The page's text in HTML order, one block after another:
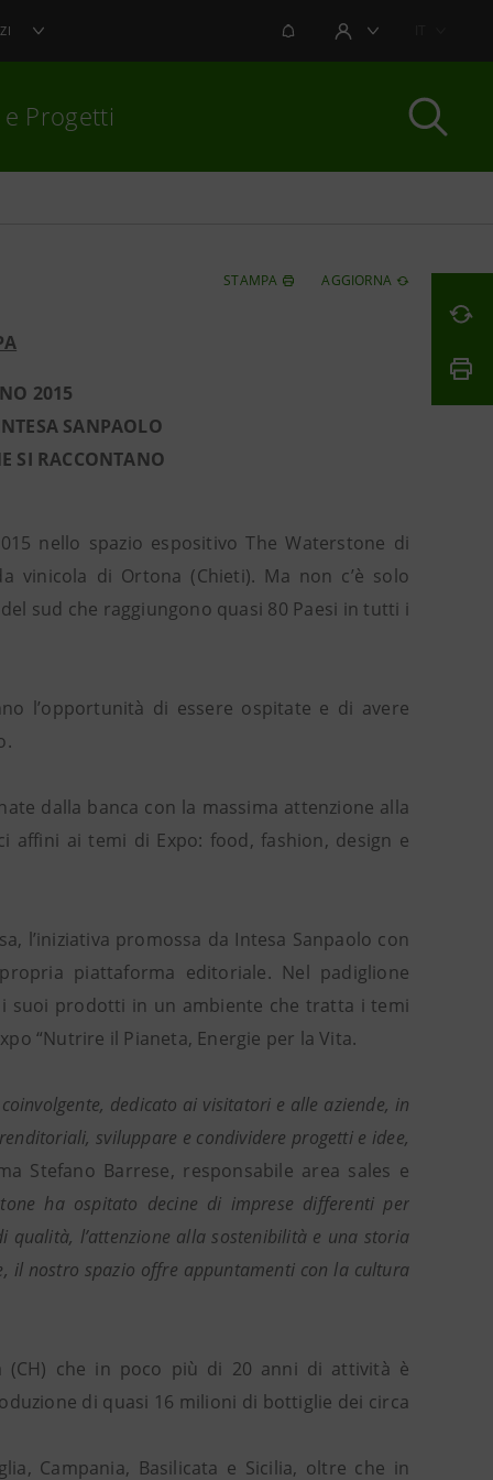
NOTIFICHEAREA UTENTE
e Progetti
STAMPA AGGIORNA
2015
SANPAOLO
SI RACCONTANO
nello spazio espositivo The Waterstone di
vinicola di Ortona (Chieti). Ma non c’è solo
sud che raggiungono quasi 80 Paesi in tutti i
l’opportunità di essere ospitate e di avere
dalla banca con la massima attenzione alla
affini ai temi di Expo: food, fashion, design e
l’iniziativa promossa da Intesa Sanpaolo con
piattaforma editoriale. Nel padiglione
i suoi prodotti in un ambiente che tratta i temi
“Nutrire il Pianeta, Energie per la Vita.
dedicato ai visitatori e alle aziende, in
sviluppare e condividere progetti e idee,
Stefano Barrese, responsabile area sales e
ha ospitato decine di imprese differenti per
qualità, l’attenzione alla sostenibilità e una storia
il nostro spazio offre appuntamenti con la cultura
(CH) che in poco più di 20 anni di attività è
di quasi 16 milioni di bottiglie dei circa
Campania, Basilicata e Sicilia, oltre che in